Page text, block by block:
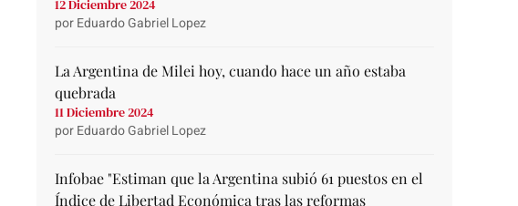
12 Diciembre 2024
por Eduardo Gabriel Lopez
La Argentina de Milei hoy, cuando hace un año estaba
quebrada
11 Diciembre 2024
por Eduardo Gabriel Lopez
Infobae "Estiman que la Argentina subió 61 puestos en el
Índice de Libertad Económica tras las reformas